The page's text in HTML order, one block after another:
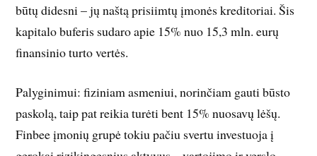
būtų didesni – jų naštą prisiimtų įmonės kreditoriai. Šis
kapitalo buferis sudaro apie 15% nuo 15,3 mln. eurų
finansinio turto vertės.
Palyginimui: fiziniam asmeniui, norinčiam gauti būsto
paskolą, taip pat reikia turėti bent 15% nuosavų lėšų.
Finbee įmonių grupė tokiu pačiu svertu investuoja į